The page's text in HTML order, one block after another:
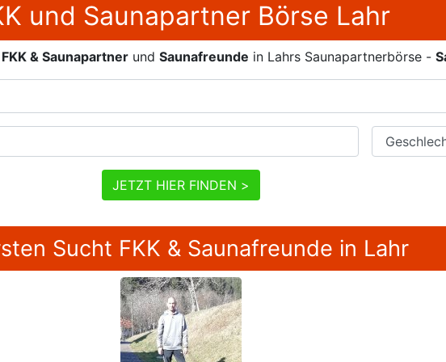
und Saunapartner Börse Lahr
FKK & Saunapartner und Saunafreunde in Lahrs Saunapartnerbörse -
Geschlecht
JETZT HIER FINDEN >
Sucht FKK & Saunafreunde in Lahr